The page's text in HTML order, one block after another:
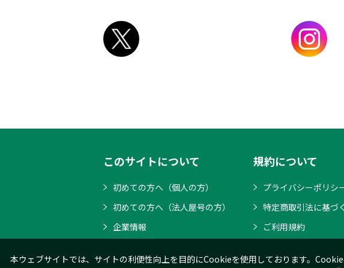
このサイトについて
初めての方へ（個人の方）
初めての方へ（法人屋号の方）
企業情報
規約について
プライバシーポリシ
特定商取引法に基づ
ご利用規約
本ウェブサイトでは、サイトの利便性向上を目的にCookieを使用しております。